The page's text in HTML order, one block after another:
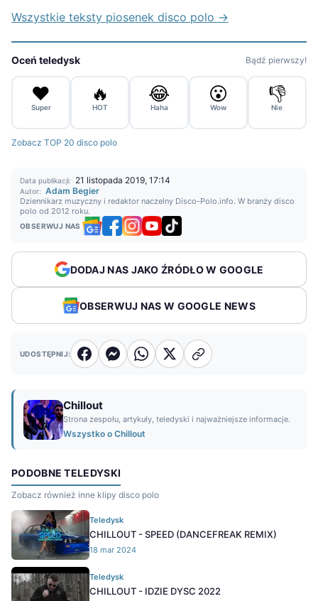
Wszystkie teksty piosenek disco polo →
Oceń teledysk Bądź pierwszy!
❤️
Super
🔥
HOT
😂
Haha
😮
Wow
👎
Nie
Zobacz TOP 20 disco polo
Data publikacji: 21 listopada 2019, 17:14
Autor: Adam Begier
Dziennikarz muzyczny i redaktor naczelny Disco-Polo.info. W branży disco
polo od 2012 roku.
OBSERWUJ NAS
DODAJ NAS JAKO ŹRÓDŁO W GOOGLE
OBSERWUJ NAS W GOOGLE NEWS
UDOSTĘPNIJ:
Chillout
Strona zespołu, artykuły, teledyski i najważniejsze informacje.
Wszystko o Chillout
PODOBNE TELEDYSKI
Zobacz również inne klipy disco polo
Teledysk
CHILLOUT - SPEED (DANCEFREAK REMIX)
18 mar 2024
Teledysk
CHILLOUT - IDZIE DYSC 2022